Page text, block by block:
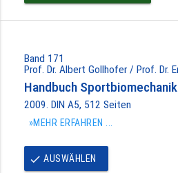
Band 171
Prof. Dr. Albert Gollhofer / Prof. Dr.
Handbuch Sportbiomechanik
2009. DIN A5, 512 Seiten
»MEHR ERFAHREN ...
done AUSWÄHLEN